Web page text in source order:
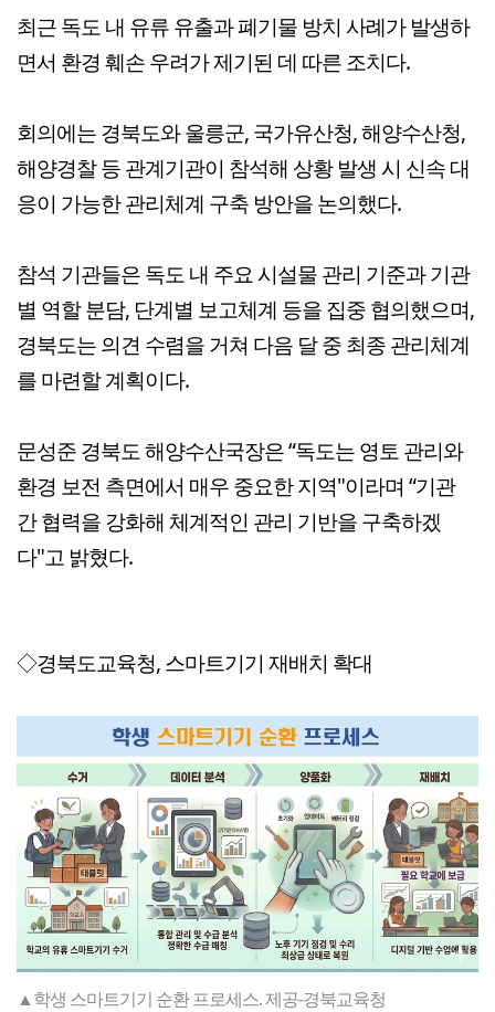
최근 독도 내 유류 유출과 폐기물 방치 사례가 발생하
면서 환경 훼손 우려가 제기된 데 따른 조치다.
회의에는 경북도와 울릉군, 국가유산청, 해양수산청,
해양경찰 등 관계기관이 참석해 상황 발생 시 신속 대
응이 가능한 관리체계 구축 방안을 논의했다.
참석 기관들은 독도 내 주요 시설물 관리 기준과 기관
별 역할 분담, 단계별 보고체계 등을 집중 협의했으며,
경북도는 의견 수렴을 거쳐 다음 달 중 최종 관리체계
를 마련할 계획이다.
문성준 경북도 해양수산국장은 “독도는 영토 관리와
환경 보전 측면에서 매우 중요한 지역"이라며 “기관
간 협력을 강화해 체계적인 관리 기반을 구축하겠
다"고 밝혔다.
◇경북도교육청, 스마트기기 재배치 확대
▲학생 스마트기기 순환 프로세스. 제공-경북교육청